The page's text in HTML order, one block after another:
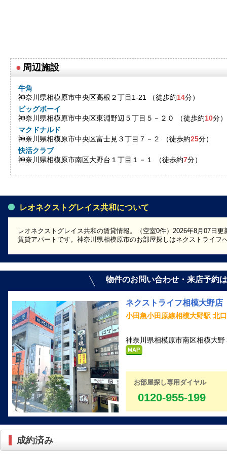
● 周辺施設
牛角
神奈川県相模原市中央区高根２丁目1-21 （徒歩約14分）
ビッグボーイ
神奈川県相模原市中央区東淵野辺５丁目５－２０ （徒歩約10分）
マクドナルド
神奈川県相模原市中央区富士見３丁目７－２ （徒歩約25分）
快活クラブ
神奈川県相模原市南区大野台１丁目１－１ （徒歩約7分）
レオネクストグレイス共和について
レオネクストグレイス共和の賃貸情報。（空室0件）2026年8月07日
賃貸アパートです。神奈川県相模原市のお部屋探しはネクストライフ
物件のお問い合わせ・来店予約
ネクストライフ相模大野店
小田急小田原線相模大野駅 北
神奈川県相模原市南区相模大
MAP
お部屋探し専用ダイヤル
0120-955-199
成約済み